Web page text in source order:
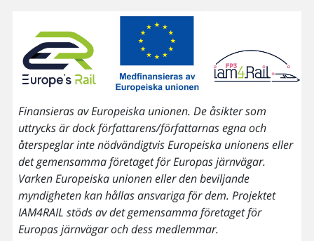
Finansieras av Europeiska unionen. De åsikter som
uttrycks är dock författarens/författarnas egna och
återspeglar inte nödvändigtvis Europeiska unionens eller
det gemensamma företaget för Europas järnvägar.
Varken Europeiska unionen eller den beviljande
myndigheten kan hållas ansvariga för dem. Projektet
IAM4RAIL stöds av det gemensamma företaget för
Europas järnvägar och dess medlemmar.